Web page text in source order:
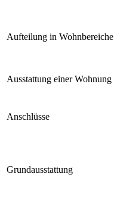
Aufteilung in Wohnbereiche
Ausstattung einer Wohnung
Anschlüsse
Grundausstattung